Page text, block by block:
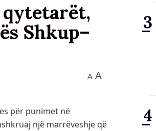
Shkup–
A A
për punimet në
një marrëveshje që